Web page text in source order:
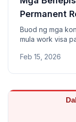
Permanent
sa Japan
Buod ng mga
mula work visa
financial credibility.
Feb 15, 2026